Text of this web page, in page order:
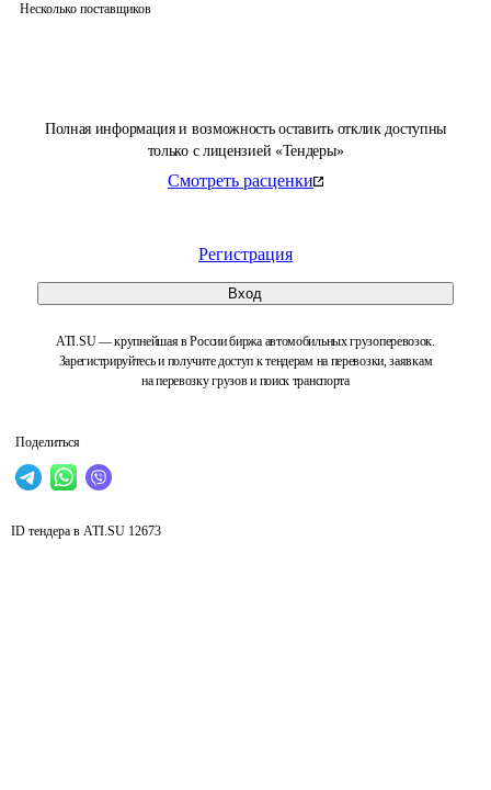
Полная информация и возможность оставить отклик доступны
только с лицензией «Тендеры»
Смотреть расценки
Регистрация
Вход
ATI.SU — крупнейшая в России биржа автомобильных грузоперевозок.
Зарегистрируйтесь и получите доступ к тендерам на перевозки, заявкам
на перевозку грузов и поиск транспорта
Поделиться
Несколько поставщиков
ID тендера в ATI.SU 12673